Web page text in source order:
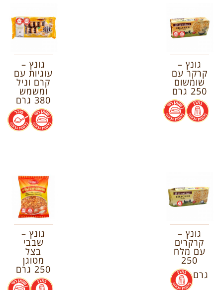
גונץ –
קרקר עם
שומשום
250 גרם
.
.
גונץ –
עוגיות עם
קרם וניל
ומשמש
380 גרם
.
.
גונץ –
קרקרים
עם מלח
250
גרם
.
גונץ –
שבבי
בצל
מטוגן
250 גרם
.
.